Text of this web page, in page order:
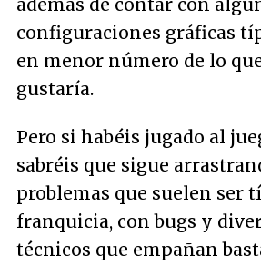
configuraciones gráficas
en menor número de lo
gustaría.
Pero si habéis jugado al
sabréis que sigue
problemas que suelen ser
franquicia, con bugs y
técnicos que empañan